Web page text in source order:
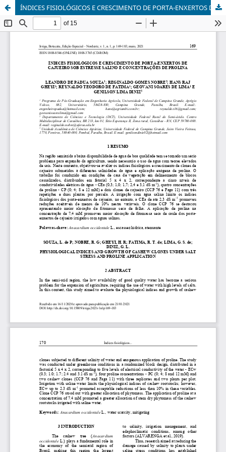
ÍNDICES FISIOLÓGICOS E CRESCIMENTO DE PORTA-ENXERTOS DE CAJUEIRO SOB ESTRESSE SALINO E CONCENTRAÇÕES DE PROLINA